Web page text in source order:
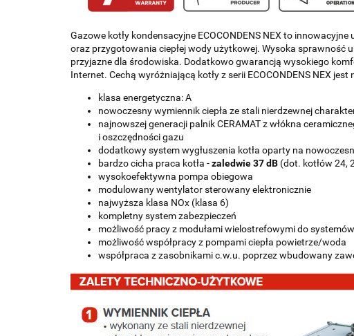
Gazowe kotły kondensacyjne ECOCONDENS NEX to
oraz przygotowania ciepłej wody użytkowej. Wysoka sprawność
przyjazne dla środowiska. Dodatkowo gwarancją wysokiego
Internet. Cechą wyróżniającą kotły z serii ECOCONDENS NEX
klasa energetyczna: A
nowoczesny wymiennik ciepła ze stali nierdzewnej
najnowszej generacji palnik CERAMAT z włókna
i oszczędności gazu
dodatkowy system wygłuszenia kotła oparty na
bardzo cicha praca kotła -zaledwie 37 dB (dot. kotłów 24,
wysokoefektywna pompa obiegowa
modulowany wentylator sterowany elektronicznie
najwyższa klasa NOx (klasa 6)
kompletny system zabezpieczeń
możliwość pracy z modułami wielostrefowymi do
możliwość współpracy z pompami ciepła powietrze/woda
współpraca z zasobnikami c.w.u. poprzez wbudowany